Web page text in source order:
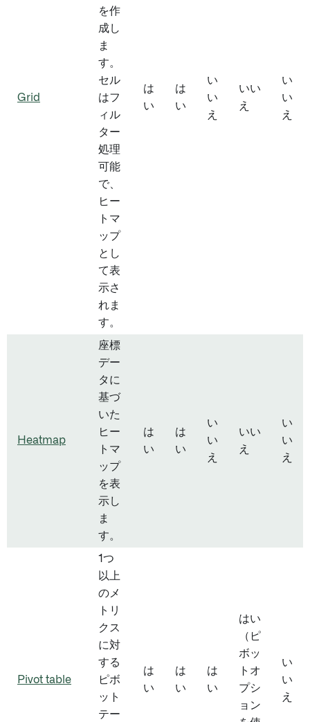
Grid
を作
成し
ま
す。
セル
はフ
ィル
ター
処理
可能
で、
ヒー
トマ
ップ
とし
て表
示さ
れま
す。
は
い
は
い
い
い
え
いい
え
い
い
え
Heatmap
座標
デー
タに
基づ
いた
ヒー
トマ
ップ
を表
示し
ま
す。
は
い
は
い
い
い
え
いい
え
い
い
え
Pivot table
1つ
以上
のメ
トリ
クス
に対
する
ピボ
ット
テー
は
い
は
い
は
い
はい
（ピ
ボッ
トオ
プシ
ョン
い
い
え